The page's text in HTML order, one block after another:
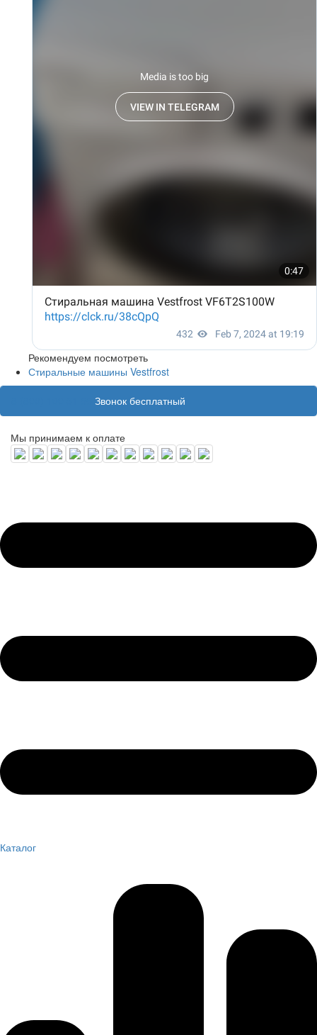
Рекомендуем посмотреть
Стиральные машины Vestfrost
Звонок бесплатный
Мы принимаем к оплате
Каталог